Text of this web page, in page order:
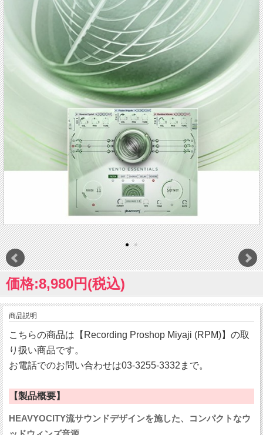
価格:8,980円(税込)
商品説明
こちらの商品は【Recording Proshop Miyaji (RPM)】の取
り扱い商品です。
お電話でのお問い合わせは03-3255-3332まで。
【製品概要】
HEAVYOCITY流サウンドデザインを施した、コンパクトなウ